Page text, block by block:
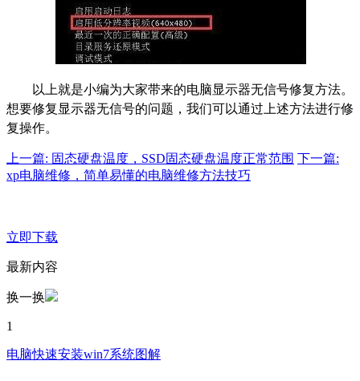
以上就是小编为大家带来的电脑显示器无信号修复方法。
想要修复显示器无信号的问题，我们可以通过上述方法进行修
复操作。
上一篇: 固态硬盘温度，SSD固态硬盘温度正常范围 下一篇:
xp电脑维修，简单易懂的电脑维修方法技巧
立即下载
最新内容
换一换
1
电脑快速安装win7系统图解